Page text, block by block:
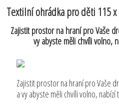
Textilní ohrádka pro děti 115
Zajistit prostor na hraní pro Vaše
vy abyste měli chvíli volno,
Zajistit prostor na hraní pro Vaše
a vy abyste měli chvíli volno,